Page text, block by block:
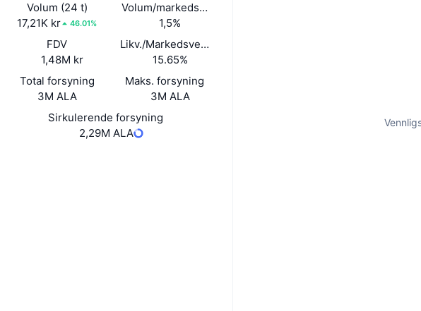
Volum (24 t)
17,21K kr
46.01%
Volum/markedsverdi (24 timer)
1,5%
FDV
1,48M kr
Likv./Markedsverdi
15.65%
Total forsyning
3M ALA
Maks. forsyning
3M ALA
Sirkulerende forsyning
2,29M ALA